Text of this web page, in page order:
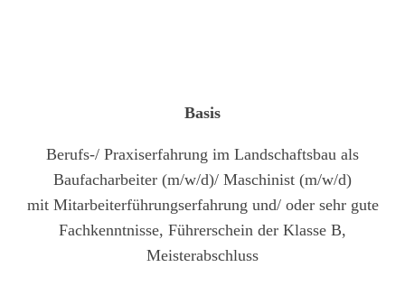
Basis
Berufs-/ Praxiserfahrung im Landschaftsbau als
Baufacharbeiter (m/w/d)/ Maschinist (m/w/d)
mit Mitarbeiterführungserfahrung und/ oder sehr gute
Fachkenntnisse, Führerschein der Klasse B,
Meisterabschluss